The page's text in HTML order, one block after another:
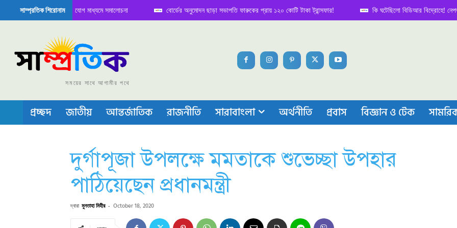
সাম্প্রতিক শিরোনাম
নিয়ে সামাজিক যোগাযোগ মাধ্যমে সমালোচনা বোর্ডের অনুমোদন ছাড়া সভাপতি ফারুকের প্রায় ১২০ কোটি টাকা ট্রান্সফার! কি ঘটেছিলো বিডিআর বিদ্রোহে! নেপথ্য
বা চীপ তৈরিতে নিজের শক্ত অবস্থান জানান দিচ্ছে চীন
সময়ের সাথে আগামীর পথে
প্রচ্ছদ জাতীয় আন্তর্জাতিক রাজনীতি সারাবাংলা অর্থনীতি প্রবাস বিজ্ঞান ও টেক
দুর্গাপূজা উপলক্ষে মমতাকে শুভেচ্ছা উপহার
পাঠিয়েছেন প্রধানমন্ত্রী
দ্বারা মুনতাহা মিহীর - October 18, 2020